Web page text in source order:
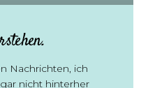
Nachrichten, ich
nicht hinterher